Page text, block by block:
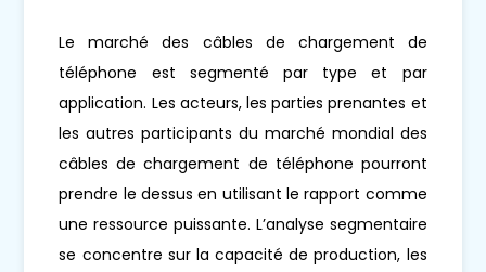
Le marché des câbles de chargement de
téléphone est segmenté par type et par
application. Les acteurs, les parties prenantes et
les autres participants du marché mondial des
câbles de chargement de téléphone pourront
prendre le dessus en utilisant le rapport comme
une ressource puissante. L’analyse segmentaire
se concentre sur la capacité de production, les